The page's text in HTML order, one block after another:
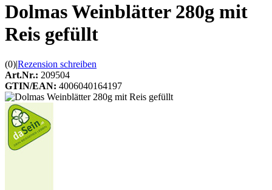
Dolmas Weinblätter 280g mit
Reis gefüllt
(0)|Rezension schreiben
Art.Nr.: 209504
GTIN/EAN: 4006040164197